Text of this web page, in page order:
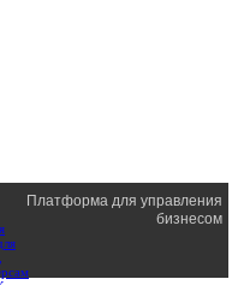
Платформа для управления
бизнесом